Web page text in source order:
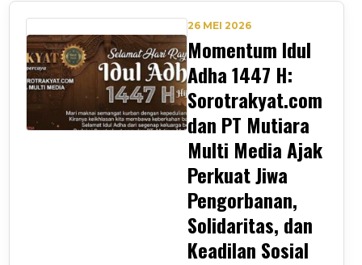
26 MEI 2026
Momentum Idul
Adha 1447 H:
Sorotrakyat.com
dan PT Mutiara
Multi Media Ajak
Perkuat Jiwa
Pengorbanan,
Solidaritas, dan
Keadilan Sosial